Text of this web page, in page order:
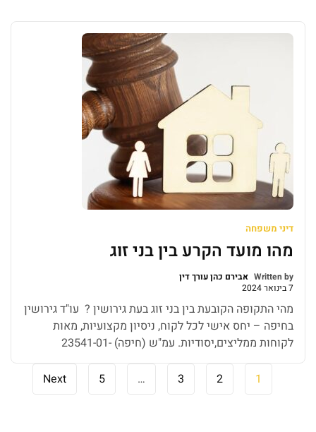
שאינם יכולים לשאת היריון […]
דיני משפחה
מהו מועד הקרע בין בני זוג
Written by אבירם כהן עורך דין
7 בינואר 2024
מהי התקופה הקובעת בין בני זוג בעת גירושין ? עו"ד גירושין
בחיפה – יחס אישי לכל לקוח, ניסיון מקצועיות, מאות
לקוחות ממליצים,יסודיות. עמ"ש (חיפה) 23541-01-
המחוזי בחיפה רקע עובדתי: רקע "הצדדים, יהודי וחסרת דת,
1
2
3
…
5
Next